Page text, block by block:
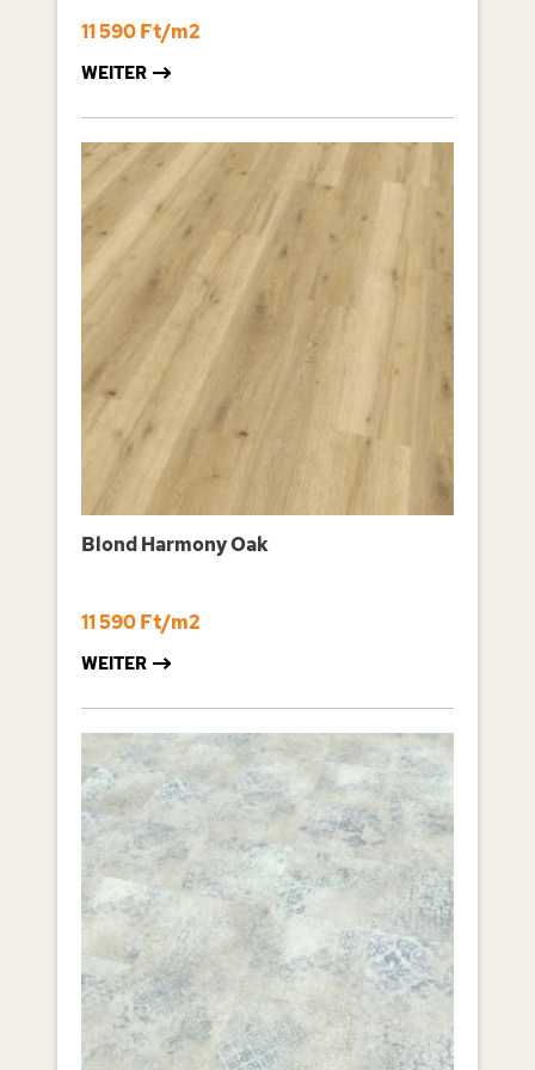
11 590 Ft/m2
WEITER
Blond Harmony Oak
11 590 Ft/m2
WEITER